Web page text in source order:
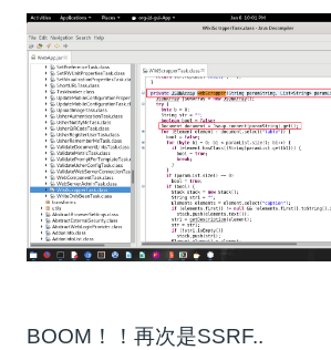
BOOM！！再次是SSRF..